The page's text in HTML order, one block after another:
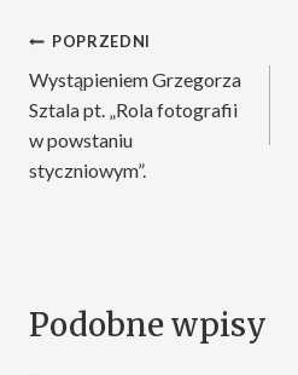
Nawigacja
wpisu
POPRZEDNI
Wystąpieniem Grzegorza
Sztala pt. „Rola fotografii
w powstaniu
styczniowym”.
Podobne wpisy